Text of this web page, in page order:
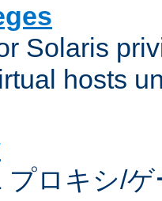
Solaris
hosts
プロキシ/